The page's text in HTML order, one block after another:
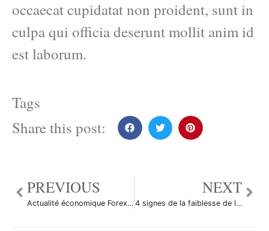
occaecat cupidatat non proident, sunt in
culpa qui officia deserunt mollit anim id
est laborum.
Tags
Share this post:
PREVIOUS
Actualité économique Forex du 01/12 au 05/12
NEXT
4 signes de la faiblesse de l’économie japonaise